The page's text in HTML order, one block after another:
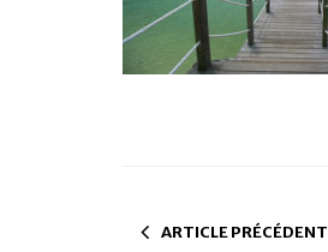
ARTICLE PRÉCÉDENT